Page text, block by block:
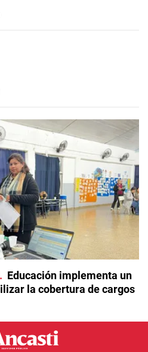
Educación implementa un
la cobertura de cargos